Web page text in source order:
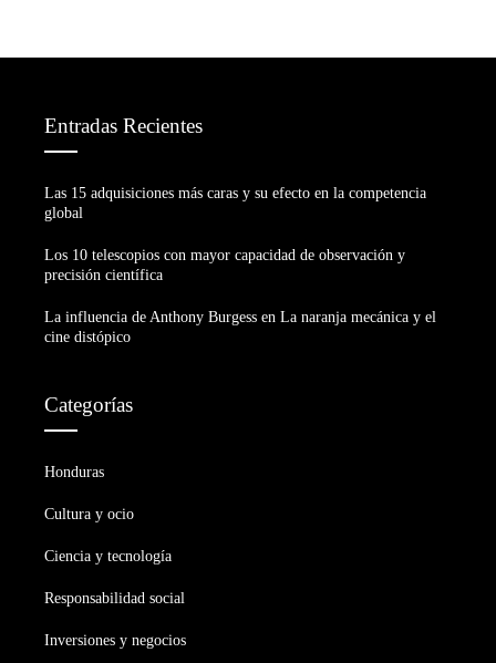
Entradas Recientes
Las 15 adquisiciones más caras y su efecto en la competencia
global
Los 10 telescopios con mayor capacidad de observación y
precisión científica
La influencia de Anthony Burgess en La naranja mecánica y el
cine distópico
Categorías
Honduras
Cultura y ocio
Ciencia y tecnología
Responsabilidad social
Inversiones y negocios